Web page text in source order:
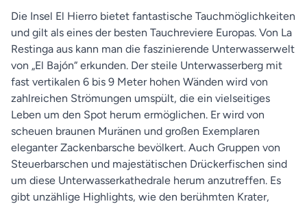
Die Insel El Hierro bietet fantastische Tauchmöglichkeiten
und gilt als eines der besten Tauchreviere Europas. Von La
Restinga aus kann man die faszinierende Unterwasserwelt
von „El Bajón“ erkunden. Der steile Unterwasserberg mit
fast vertikalen 6 bis 9 Meter hohen Wänden wird von
zahlreichen Strömungen umspült, die ein vielseitiges
Leben um den Spot herum ermöglichen. Er wird von
scheuen braunen Muränen und großen Exemplaren
eleganter Zackenbarsche bevölkert. Auch Gruppen von
Steuerbarschen und majestätischen Drückerfischen sind
um diese Unterwasserkathedrale herum anzutreffen. Es
gibt unzählige Highlights, wie den berühmten Krater,